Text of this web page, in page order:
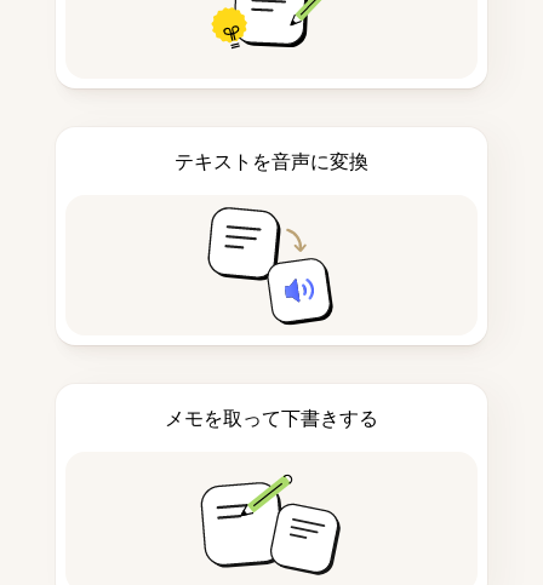
テキストを音声に変換
メモを取って下書きする